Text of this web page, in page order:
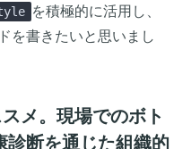
を積極的に活用し、
を書きたいと思いまし
メ。現場でのボト
診断を通じた組織的